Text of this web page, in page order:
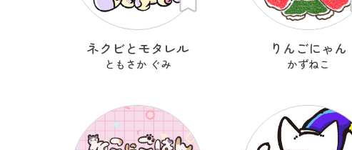
ネクビとモタレル
ともさか ぐみ
りんごにゃん
かずねこ